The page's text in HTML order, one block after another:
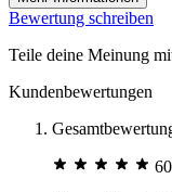
Bewertung schreiben
Teile deine Meinung
Kundenbewertungen